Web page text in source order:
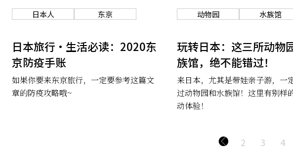
日本人 东京
日本旅行・生活必读：2020东
京防疫手账
如果你要来东京旅行，一定要参考这篇文
章的防疫攻略哦~
动物园 水族馆
玩转日本：这三所动物
族馆，绝不能错过！
来日本，尤其是带娃亲子游，一
过动物园和水族馆！这里有别样
动体验！
2 3 4